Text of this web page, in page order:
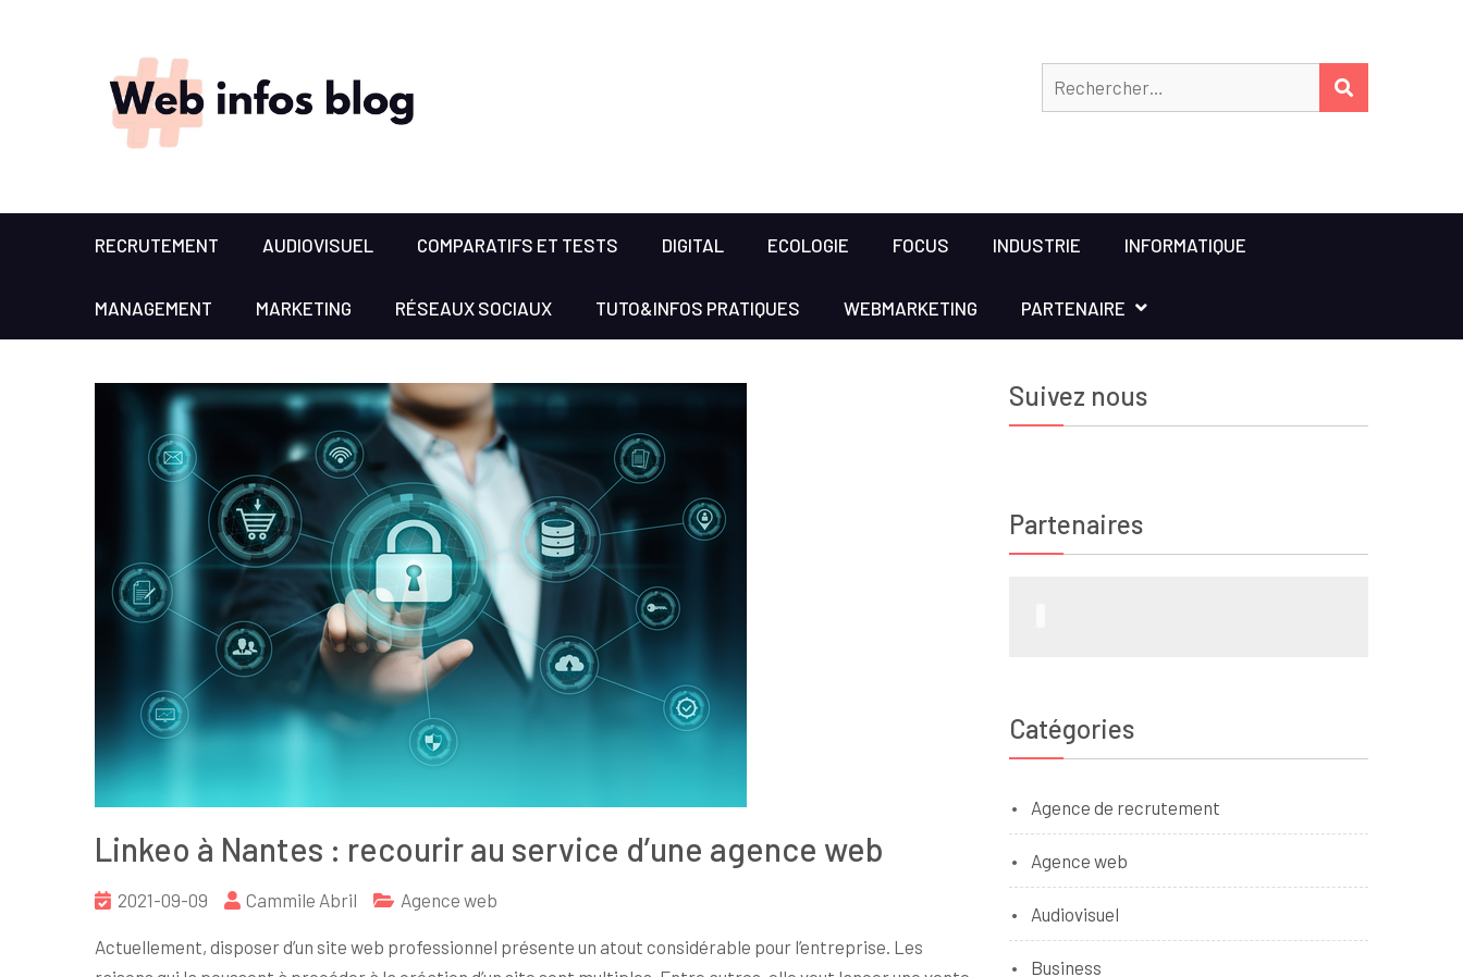
RECRUTEMENT AUDIOVISUEL COMPARATIFS ET TESTS DIGITAL ECOLOGIE FOCUS INDUSTRIE INFORMATIQUE
MANAGEMENT MARKETING RÉSEAUX SOCIAUX TUTO&INFOS PRATIQUES WEBMARKETING PARTENAIRE
Linkeo à Nantes : recourir au service d’une agence web
2021-09-09 Cammile Abril Agence web
Actuellement, disposer d’un site web professionnel présente un atout considérable pour l’entreprise. Les
Suivez nous
Partenaires
Catégories
Agence de recrutement
Agence web
Audiovisuel
Business